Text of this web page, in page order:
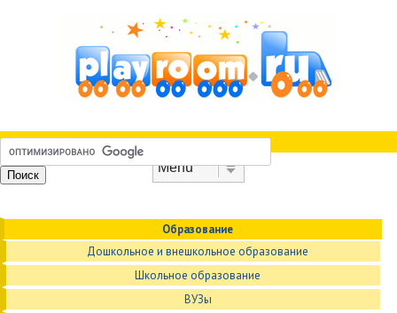
Образование
Дошкольное и внешкольное образование
Школьное образование
ВУЗы